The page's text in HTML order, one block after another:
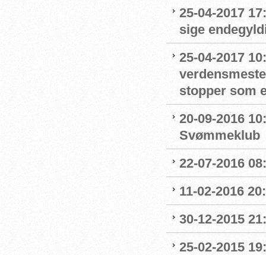
25-04-2017
sige
25-04-2017
stopper som
20-09-2016
Svømmeklub
22-07-2016
11-02-2016
30-12-2015
25-02-2015